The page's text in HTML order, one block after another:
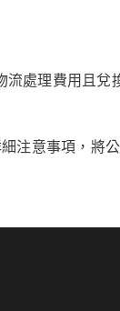
處理費用且
注意事項，將